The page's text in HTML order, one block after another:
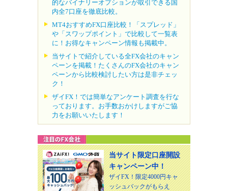
的なバイナリーオプションが取引できる国
内全7口座を徹底比較。
MT4おすすめFX口座比較！「スプレッド」
や「スワップポイント」で比較して一覧表
に！お得なキャンペーン情報も掲載中。
当サイトで紹介している全FX会社のキャン
ペーンを掲載！たくさんのFX会社のキャン
ペーンから比較検討したい方は是非チェッ
ク！
ザイFX！では簡単なアンケート調査を行な
っております。お手数おかけしますがご協
力をお願いいたします！
当サイト限定口座開設
キャンペーン中！
ザイFX！限定4000円キャ
ッシュバックがもらえ